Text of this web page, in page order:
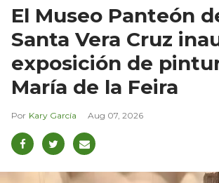
El Museo Panteón
Santa Vera Cruz
exposición de
María de la Feira
Kary García Aug 07, 2026